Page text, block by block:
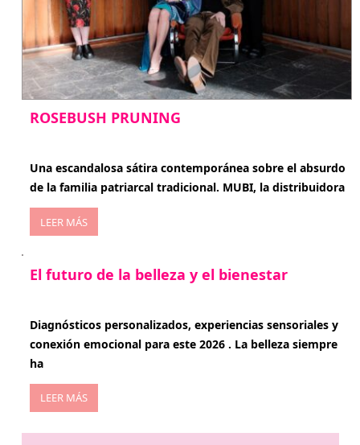
ROSEBUSH PRUNING
Una escandalosa sátira contemporánea sobre el absurdo
de la familia patriarcal tradicional. MUBI, la distribuidora
LEER MÁS
El futuro de la belleza y el bienestar
Diagnósticos personalizados, experiencias sensoriales y
conexión emocional para este 2026 . La belleza siempre
ha
LEER MÁS